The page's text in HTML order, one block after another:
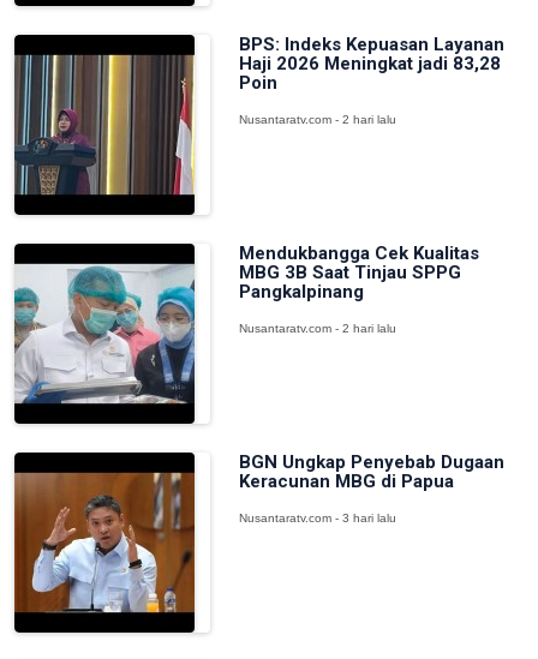
BPS: Indeks Kepuasan Layanan
Haji 2026 Meningkat jadi 83,28
Poin
Nusantaratv.com - 2 hari lalu
Mendukbangga Cek Kualitas
MBG 3B Saat Tinjau SPPG
Pangkalpinang
Nusantaratv.com - 2 hari lalu
BGN Ungkap Penyebab Dugaan
Keracunan MBG di Papua
Nusantaratv.com - 3 hari lalu